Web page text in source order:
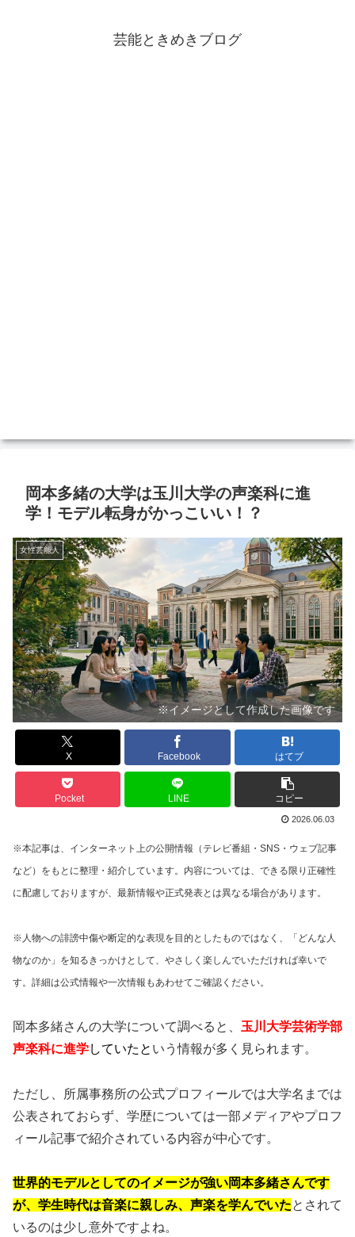
芸能ときめきブログ
岡本多緒の大学は玉川大学の声楽科に進
学！モデル転身がかっこいい！？
女性芸能人
※イメージとして作成した画像です
X Facebook はてブ
Pocket LINE コピー
2026.06.03
※本記事は、インターネット上の公開情報（テレビ番組・SNS・ウェブ記事
など）をもとに整理・紹介しています。内容については、できる限り正確性
に配慮しておりますが、最新情報や正式発表とは異なる場合があります。
※人物への誹謗中傷や断定的な表現を目的としたものではなく、「どんな人
物なのか」を知るきっかけとして、やさしく楽しんでいただければ幸いで
す。詳細は公式情報や一次情報もあわせてご確認ください。
岡本多緒さんの大学について調べると、 玉川大学芸術学部
声楽科に進学していたと いう情報が多く見られます。
ただし、所属事務所の公式プロフィールでは大学名までは
公表されておらず、学歴については一部メディアやプロフ
ィール記事で紹介されている内容が中心です。
世界的モデルとしてのイメージが強い岡本多緒さんです
が、学生時代は音楽に親しみ、声楽を学んでいたとされて
いるのは少し意外ですよね。